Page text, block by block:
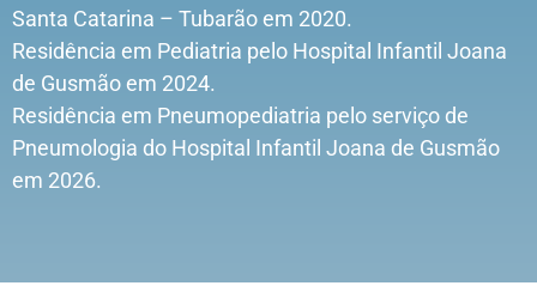
Santa Catarina – Tubarão em 2020.
Residência em Pediatria pelo Hospital Infantil Joana
de Gusmão em 2024.
Residência em Pneumopediatria pelo serviço de
Pneumologia do Hospital Infantil Joana de Gusmão
em 2026.